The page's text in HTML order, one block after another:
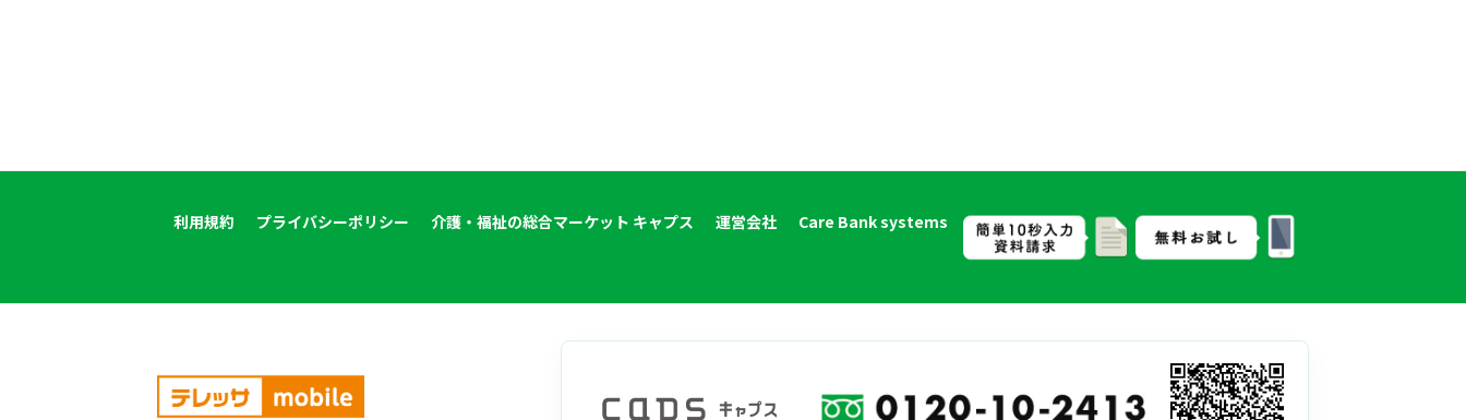
利用規約 プライバシーポリシー 介護・福祉の総合マーケット キャプス 運営会社 Care Bank systems